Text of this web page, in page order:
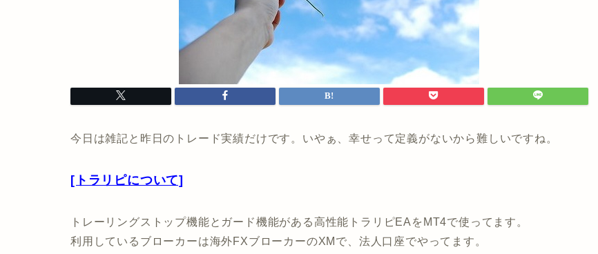
今日は雑記と昨日のトレード実績だけです。いやぁ、幸せって定義がないから難しいですね。
[トラリピについて]
トレーリングストップ機能とガード機能がある高性能トラリピEAをMT4で使ってます。
利用しているブローカーは海外FXブローカーのXMで、法人口座でやってます。